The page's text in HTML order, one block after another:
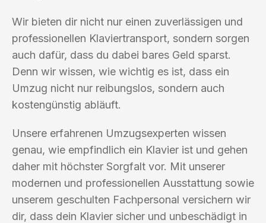
Wir bieten dir nicht nur einen zuverlässigen und
professionellen Klaviertransport, sondern sorgen
auch dafür, dass du dabei bares Geld sparst.
Denn wir wissen, wie wichtig es ist, dass ein
Umzug nicht nur reibungslos, sondern auch
kostengünstig abläuft.
Unsere erfahrenen Umzugsexperten wissen
genau, wie empfindlich ein Klavier ist und gehen
daher mit höchster Sorgfalt vor. Mit unserer
modernen und professionellen Ausstattung sowie
unserem geschulten Fachpersonal versichern wir
dir, dass dein Klavier sicher und unbeschädigt in